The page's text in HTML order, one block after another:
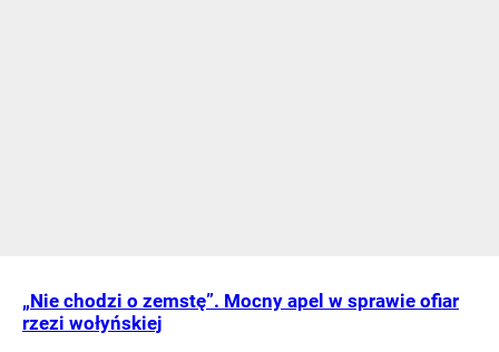
„Nie chodzi o zemstę”. Mocny apel w sprawie ofiar
rzezi wołyńskiej